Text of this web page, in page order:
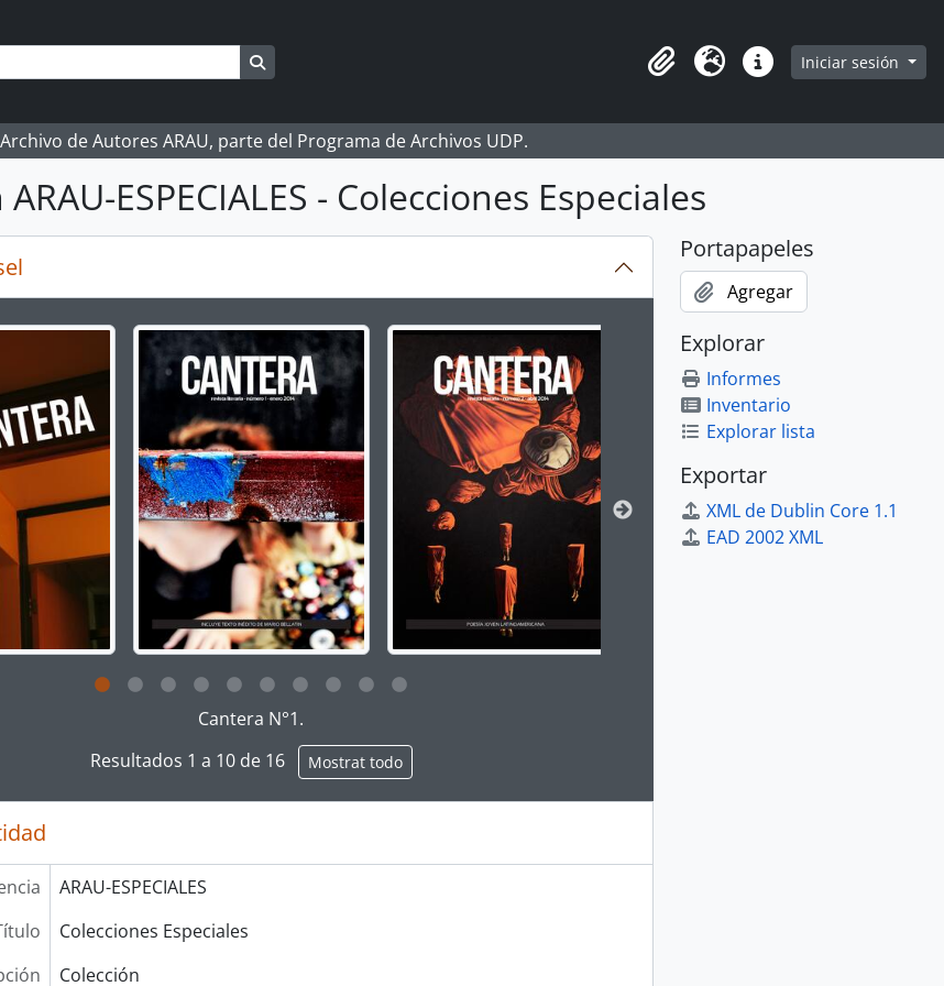
Portapapeles
Idioma Enlaces rápidos
Iniciar sesión
de Autores ARAU, parte del Programa de Archivos UDP.
ESPECIALES - Colecciones Especiales
current slide of this carousel will change the description title displayed in the following carousel. Clicking any
description title link will open the description view page for this digital object. Advancing the carousel above will
Cantera N°1.
Resultados 1 a 10 de 16
Mostrat todo
ARAU-ESPECIALES
Colecciones Especiales
Colección
Portapapeles
Agregar
Explorar
Informes
Inventario
Explorar lista
Exportar
XML de Dublin Core 1.1
EAD 2002 XML